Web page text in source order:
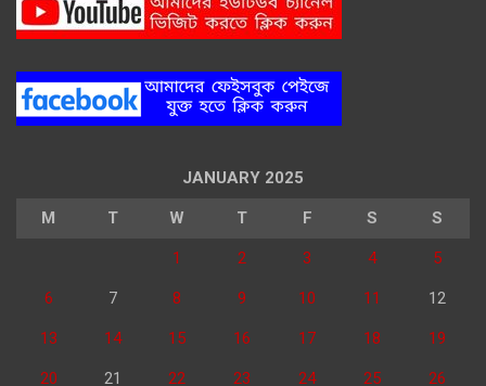
JANUARY 2025
M T W T F S S
1 2 3 4 5
6 7 8 9 10 11 12
13 14 15 16 17 18 19
20 21 22 23 24 25 26